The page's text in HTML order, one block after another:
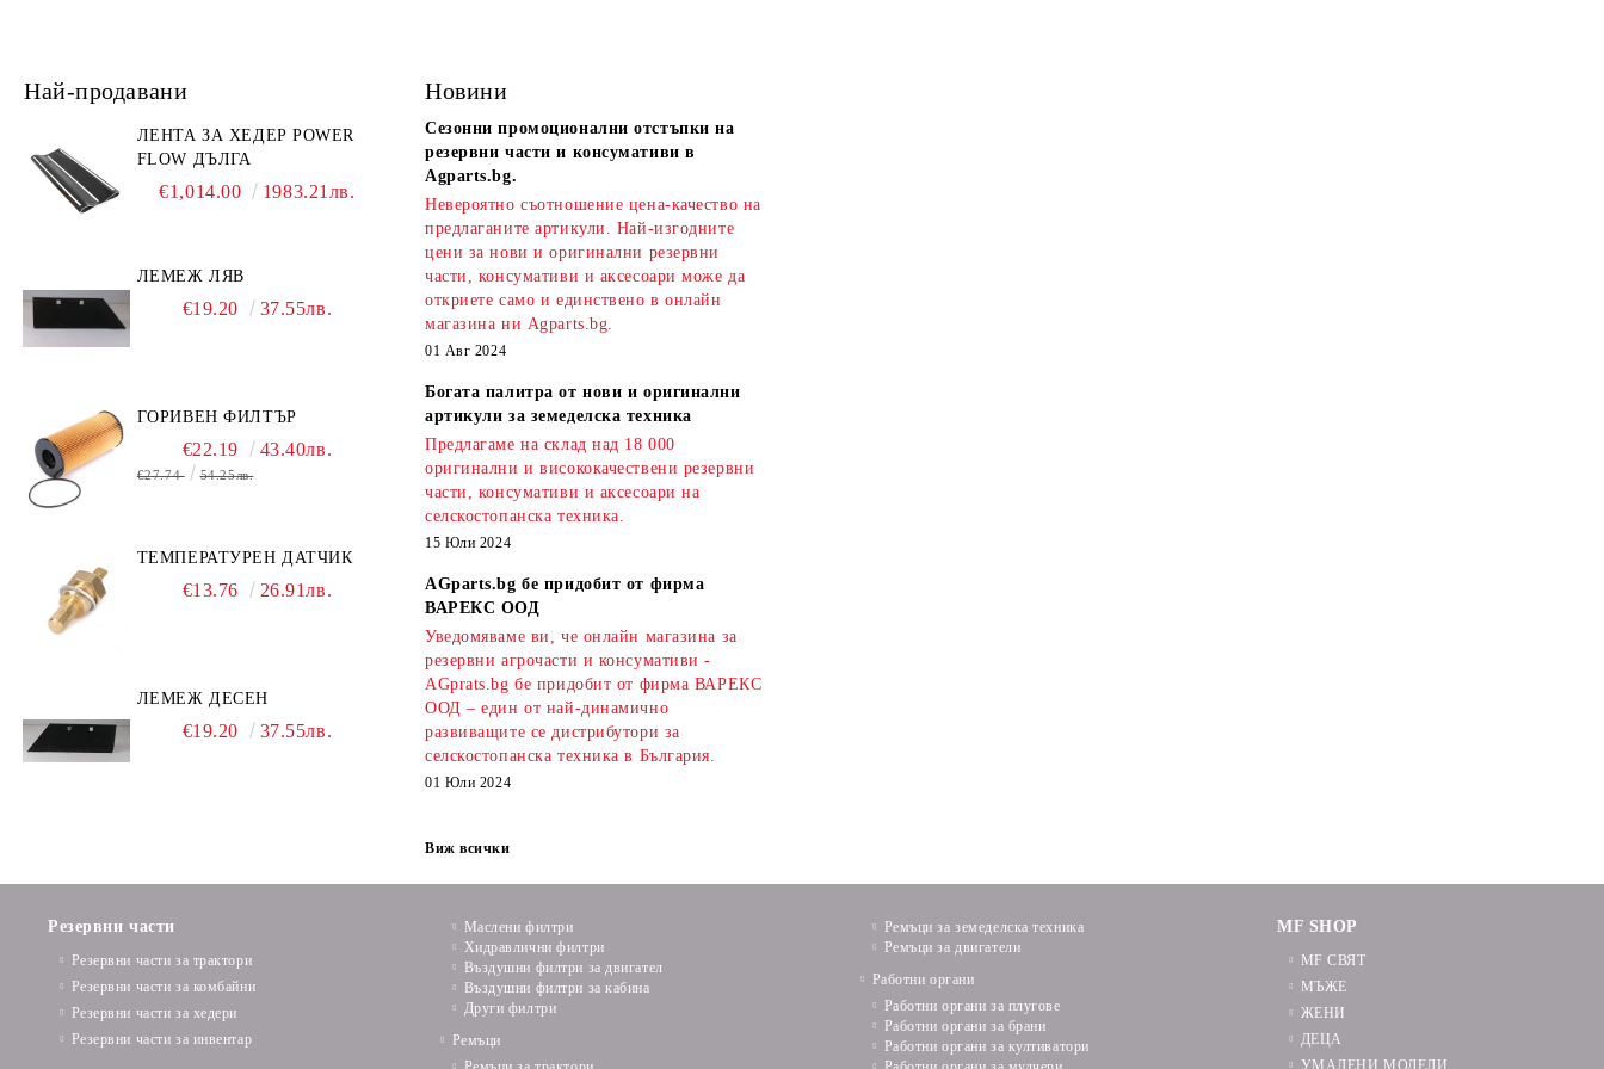
Най-продавани
ЛЕНТА ЗА ХЕДЕР POWER
FLOW ДЪЛГА
€1,014.00 1983.21лв.
ЛЕМЕЖ ЛЯВ
€19.20 37.55лв.
ГОРИВЕН ФИЛТЪР
€22.19 43.40лв.
€27.74 54.25лв.
ТЕМПЕРАТУРЕН ДАТЧИК
€13.76 26.91лв.
ЛЕМЕЖ ДЕСЕН
€19.20 37.55лв.
Новини
Сезонни промоционални отстъпки на
резервни части и консумативи в
Agparts.bg.
Невероятно съотношение цена-качество на
предлаганите артикули. Най-изгодните
цени за нови и оригинални резервни
части, консумативи и аксесоари може да
откриете само и единствено в онлайн
магазина ни Agparts.bg.
01 Авг 2024
Богата палитра от нови и оригинални
артикули за земеделска техника
Предлагаме на склад над 18 000
оригинални и висококачествени резервни
части, консумативи и аксесоари на
селскостопанска техника.
15 Юли 2024
AGparts.bg бе придобит от фирма
ВАРЕКС ООД
Уведомяваме ви, че онлайн магазина за
резервни агрочасти и консумативи -
AGprats.bg бе придобит от фирма ВАРЕКС
ООД – един от най-динамично
развиващите се дистрибутори за
селскостопанска техника в България.
01 Юли 2024
Виж всички
Резервни части
Резервни части за трактори
Резервни части за комбайни
Резервни части за хедери
Резервни части за инвентар
Маслени филтри
Хидравлични филтри
Въздушни филтри за двигател
Въздушни филтри за кабина
Други филтри
Ремъци
Ремъци за земеделска техника
Ремъци за двигатели
Работни органи
Работни органи за плугове
Работни органи за брани
Работни органи за култиватори
MF SHOP
MF СВЯТ
МЪЖЕ
ЖЕНИ
ДЕЦА
УМАЛЕНИ МОДЕЛИ